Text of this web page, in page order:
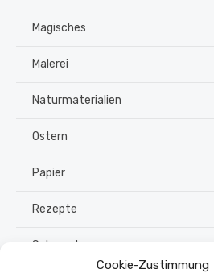
Cookie-Zustimmung
Magisches
Malerei
Naturmaterialien
Ostern
Papier
Rezepte
Schmuck